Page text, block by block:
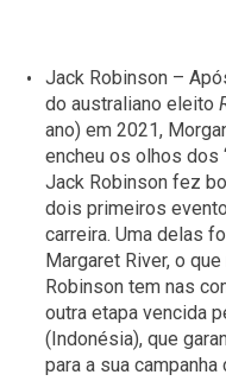
Jack Robinson –
do australiano eleito
ano) em 2021,
encheu os olhos dos
Jack Robinson fez
dois primeiros
carreira. Uma delas
Margaret River, o
Robinson tem nas
outra etapa vencida
(Indonésia), que
para a sua